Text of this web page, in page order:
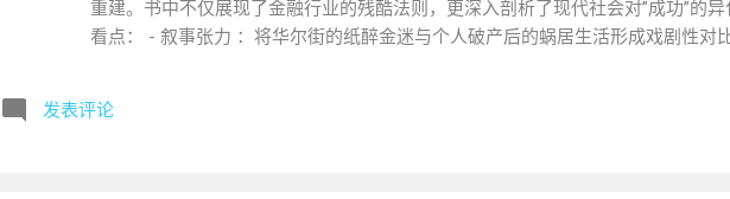
重建。书中不仅展现了金融行业的残酷法则，更深入剖析了现代社会对”成功”的
看点： - 叙事张力 ：将华尔街的纸醉金迷与个人破产后的蜗居生活形成戏剧性对
页警句 第二本书：《候鸟档案：跨国企业女高管的身份迷局》 聚焦全球化背景
发表评论